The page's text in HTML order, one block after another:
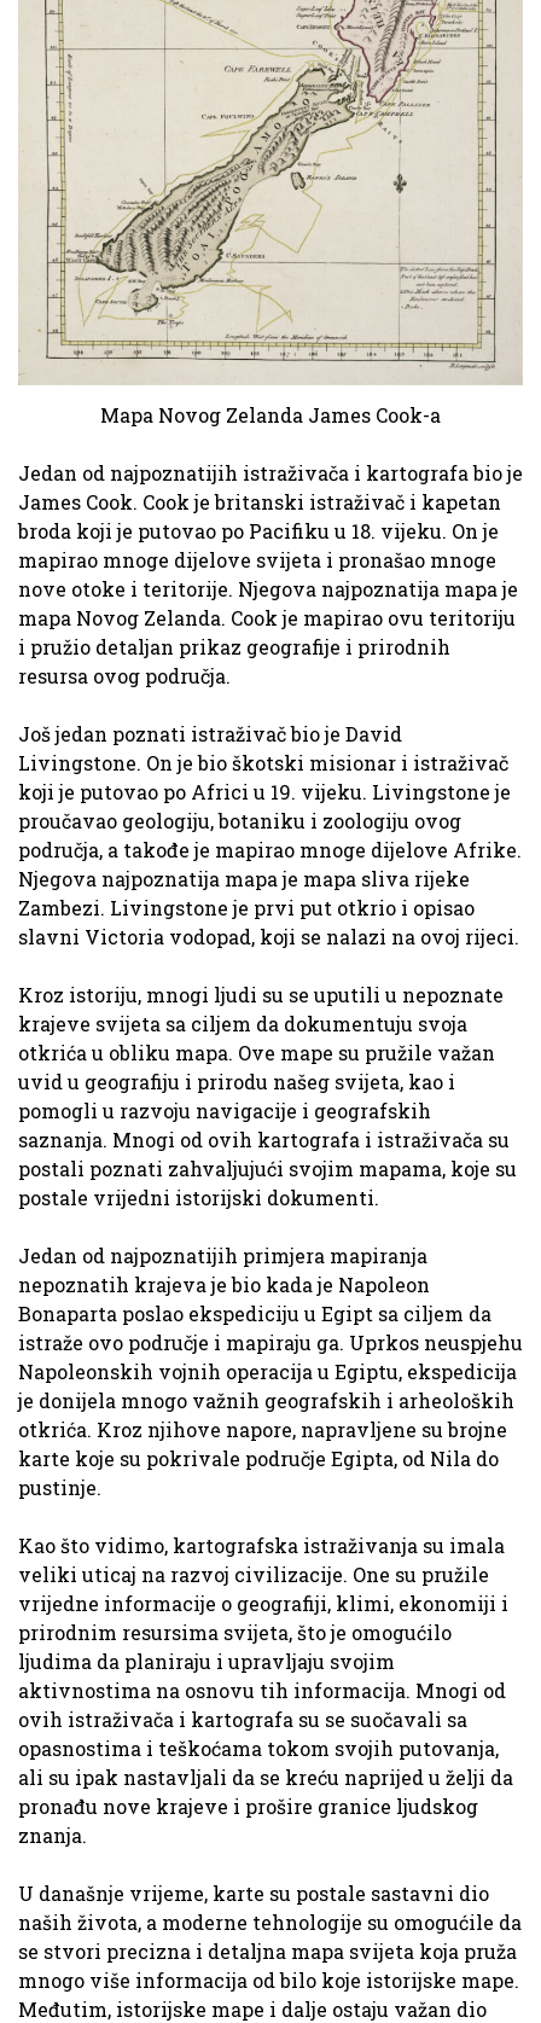
Mapa Novog Zelanda James Cook-a
Jedan od najpoznatijih istraživača i kartografa bio je
James Cook. Cook je britanski istraživač i kapetan
broda koji je putovao po Pacifiku u 18. vijeku. On je
mapirao mnoge dijelove svijeta i pronašao mnoge
nove otoke i teritorije. Njegova najpoznatija mapa je
mapa Novog Zelanda. Cook je mapirao ovu teritoriju
i pružio detaljan prikaz geografije i prirodnih
resursa ovog područja.
Još jedan poznati istraživač bio je David
Livingstone. On je bio škotski misionar i istraživač
koji je putovao po Africi u 19. vijeku. Livingstone je
proučavao geologiju, botaniku i zoologiju ovog
područja, a takođe je mapirao mnoge dijelove Afrike.
Njegova najpoznatija mapa je mapa sliva rijeke
Zambezi. Livingstone je prvi put otkrio i opisao
slavni Victoria vodopad, koji se nalazi na ovoj rijeci.
Kroz istoriju, mnogi ljudi su se uputili u nepoznate
krajeve svijeta sa ciljem da dokumentuju svoja
otkrića u obliku mapa. Ove mape su pružile važan
uvid u geografiju i prirodu našeg svijeta, kao i
pomogli u razvoju navigacije i geografskih
saznanja. Mnogi od ovih kartografa i istraživača su
postali poznati zahvaljujući svojim mapama, koje su
postale vrijedni istorijski dokumenti.
Jedan od najpoznatijih primjera mapiranja
nepoznatih krajeva je bio kada je Napoleon
Bonaparta poslao ekspediciju u Egipt sa ciljem da
istraže ovo područje i mapiraju ga. Uprkos neuspjehu
Napoleonskih vojnih operacija u Egiptu, ekspedicija
je donijela mnogo važnih geografskih i arheoloških
otkrića. Kroz njihove napore, napravljene su brojne
karte koje su pokrivale područje Egipta, od Nila do
pustinje.
Kao što vidimo, kartografska istraživanja su imala
veliki uticaj na razvoj civilizacije. One su pružile
vrijedne informacije o geografiji, klimi, ekonomiji i
prirodnim resursima svijeta, što je omogućilo
ljudima da planiraju i upravljaju svojim
aktivnostima na osnovu tih informacija. Mnogi od
ovih istraživača i kartografa su se suočavali sa
opasnostima i teškoćama tokom svojih putovanja,
ali su ipak nastavljali da se kreću naprijed u želji da
pronađu nove krajeve i prošire granice ljudskog
znanja.
U današnje vrijeme, karte su postale sastavni dio
naših života, a moderne tehnologije su omogućile da
se stvori precizna i detaljna mapa svijeta koja pruža
mnogo više informacija od bilo koje istorijske mape.
Međutim, istorijske mape i dalje ostaju važan dio